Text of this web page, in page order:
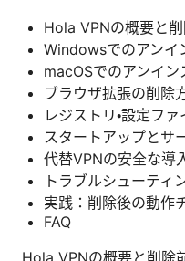
Hola VPNの概要と
Windowsでのアンイ
macOSでのアンイン
ブラウザ拡張の削除
レジストリ・設定フ
スタートアップとサ
代替VPNの安全な導
トラブルシューティ
実践：削除後の動作
FAQ